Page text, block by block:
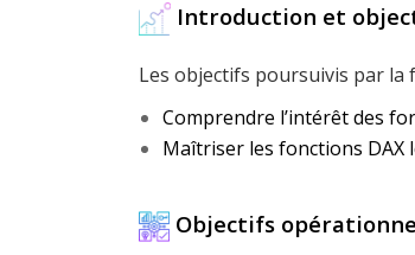
Introduction et
Les objectifs poursuivis par la
Comprendre l’intérêt des
Maîtriser les fonctions DAX
Objectifs